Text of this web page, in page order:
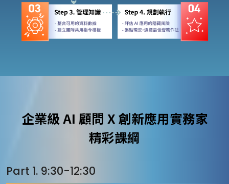
企業級 AI 顧問 X 創新應用實務家
精彩課綱
Part 1. 9:30-12:30